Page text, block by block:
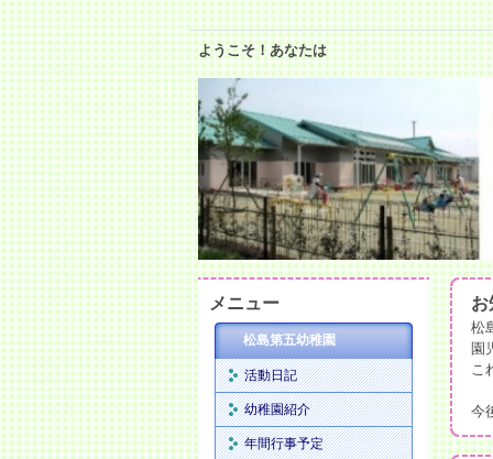
ようこそ！あなたは
メニュー
松島第五幼稚園
活動日記
幼稚園紹介
年間行事予定
お
松
園
こ
今